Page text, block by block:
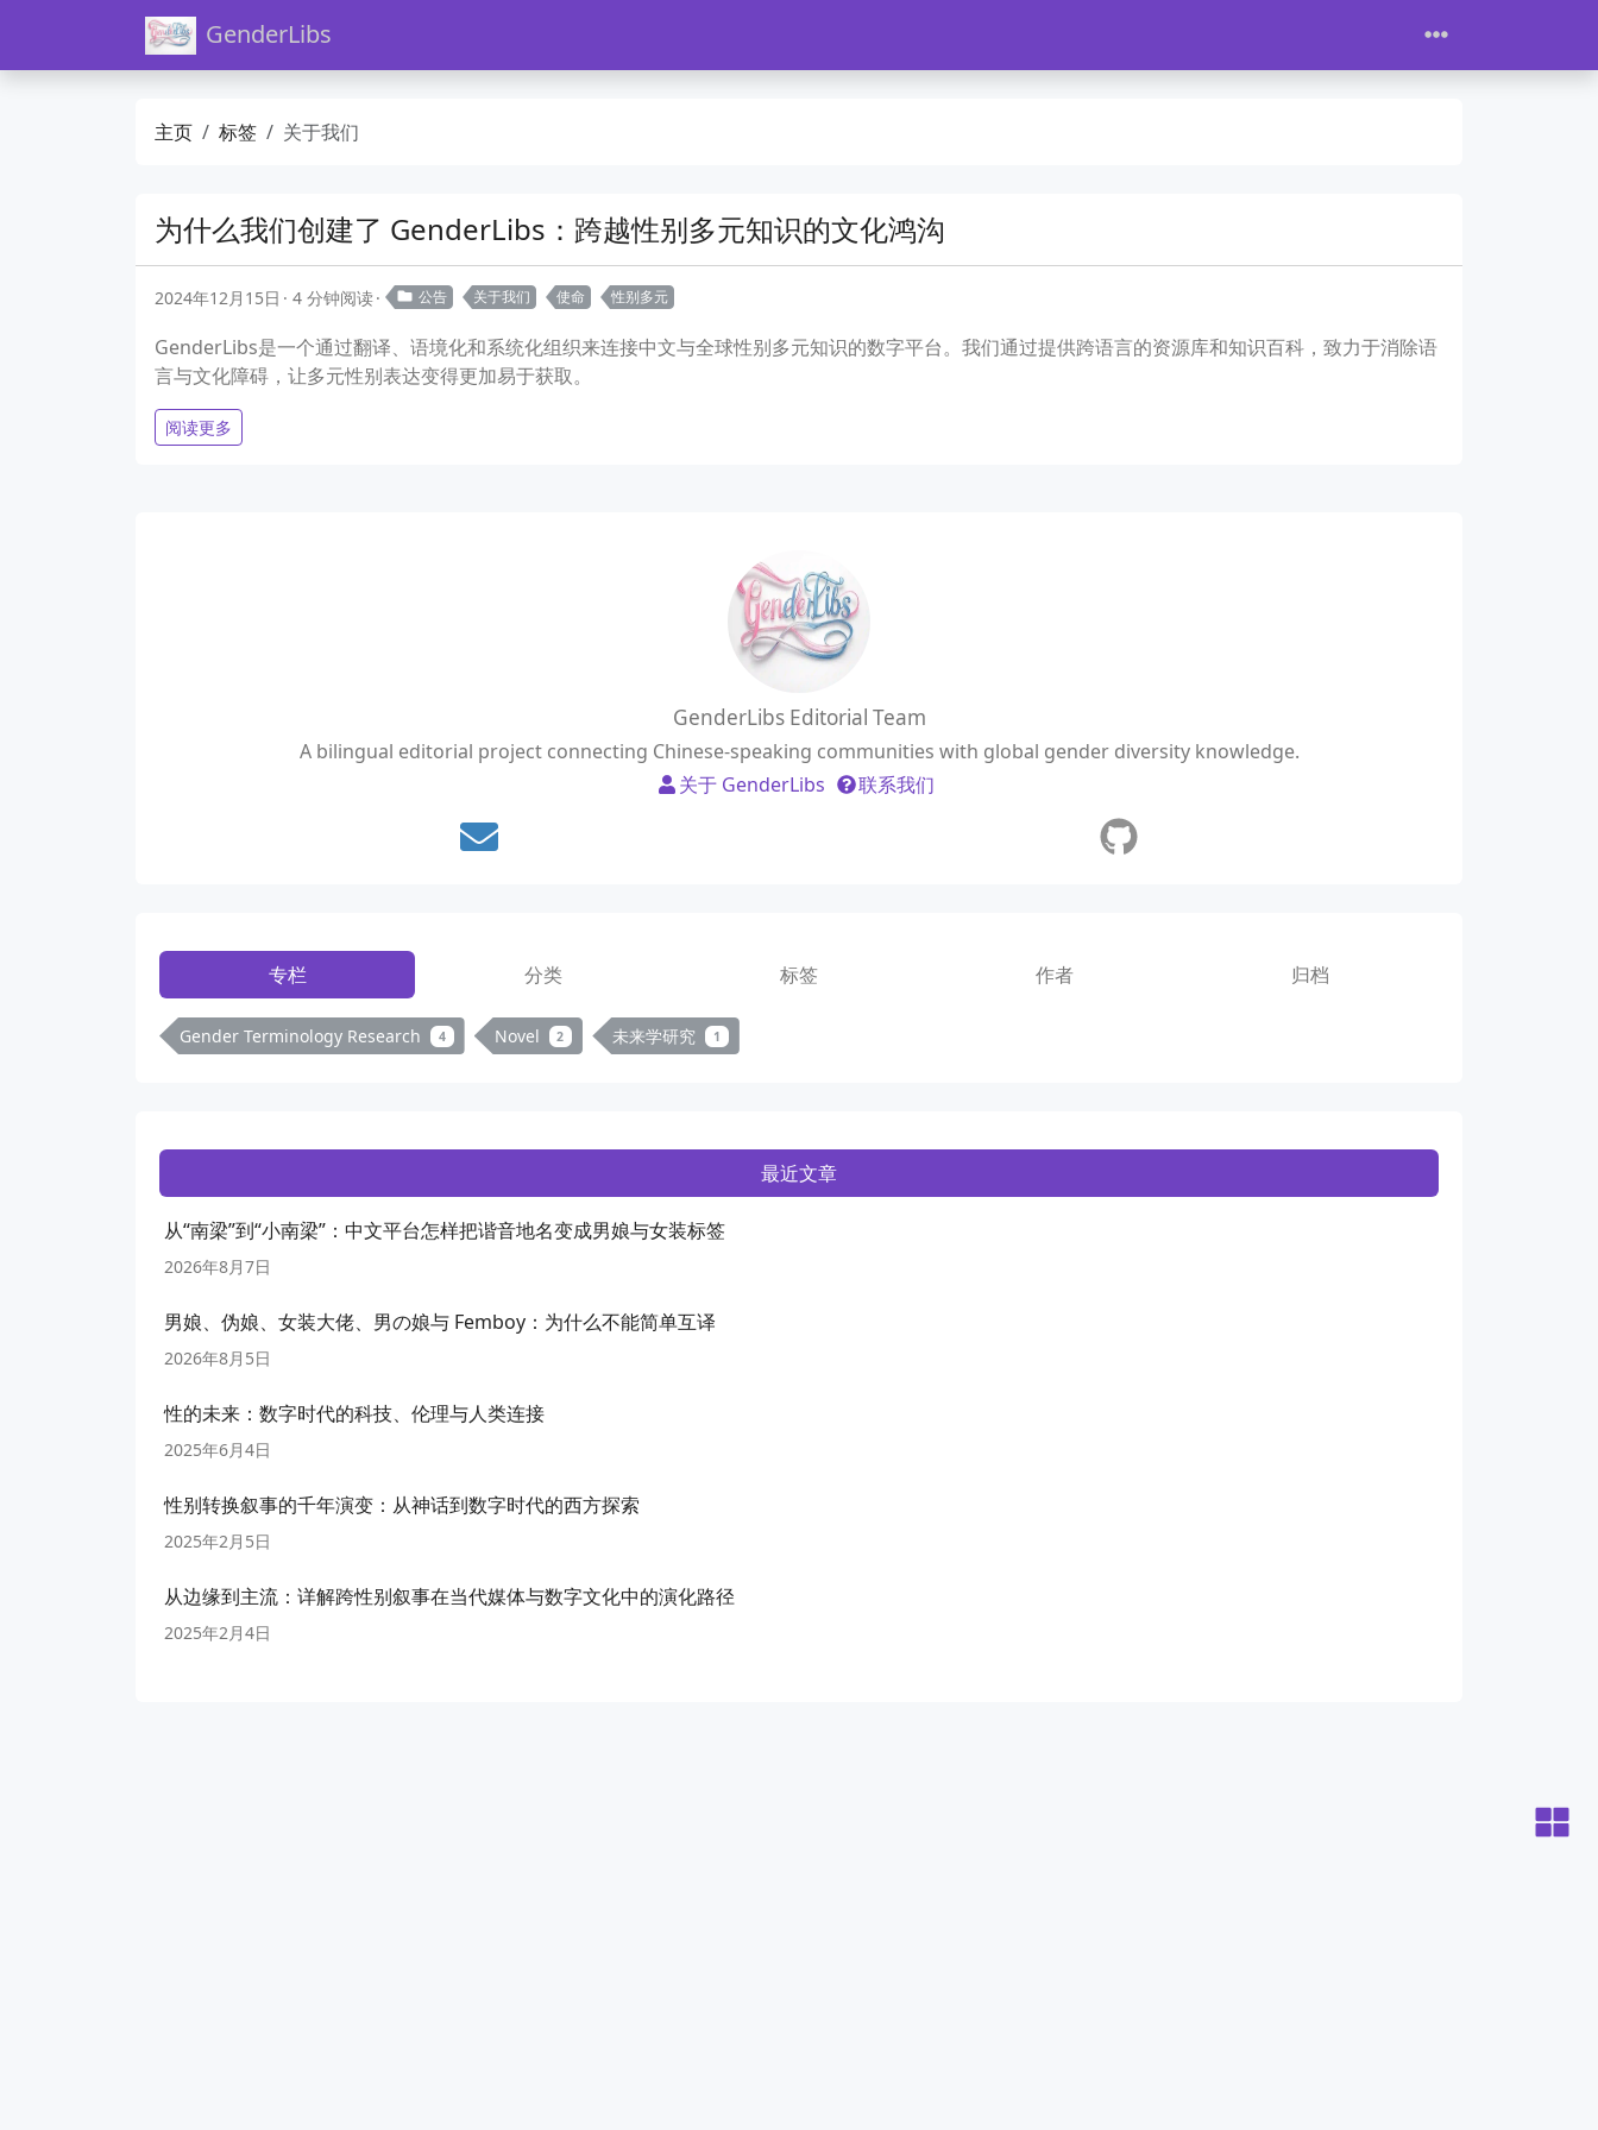
GenderLibs
主页 标签 关于我们
为什么我们创建了 GenderLibs：跨越性别多元知识的文化鸿沟
2024年12月15日 4 分钟阅读 公告 关于我们 使命 性别多元
GenderLibs是一个通过翻译、语境化和系统化组织来连接中文与全球性别多元知识的数字平台。我们通过提供跨语言的资源库和知识百科，致力于消除语
言与文化障碍，让多元性别表达变得更加易于获取。
阅读更多
GenderLibs Editorial Team
A bilingual editorial project connecting Chinese-speaking communities with global gender diversity knowledge.
关于 GenderLibs
联系我们
专栏 分类 标签 作者 归档
Gender Terminology Research 4 Novel 2 未来学研究 1
最近文章
从“南梁”到“小南梁”：中文平台怎样把谐音地名变成男娘与女装标签
2026年8月7日
男娘、伪娘、女装大佬、男の娘与 Femboy：为什么不能简单互译
2026年8月5日
性的未来：数字时代的科技、伦理与人类连接
2025年6月4日
性别转换叙事的千年演变：从神话到数字时代的西方探索
2025年2月5日
从边缘到主流：详解跨性别叙事在当代媒体与数字文化中的演化路径
2025年2月4日